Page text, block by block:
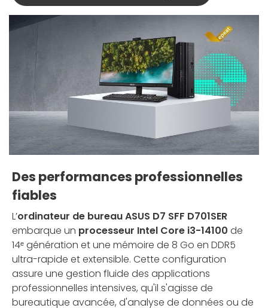
Des performances professionnelles
fiables
L’ordinateur de bureau ASUS D7 SFF D701SER
embarque un processeur Intel Core i3-14100 de
14ᵉ génération et une mémoire de 8 Go en DDR5
ultra-rapide et extensible. Cette configuration
assure une gestion fluide des applications
professionnelles intensives, qu'il s'agisse de
bureautique avancée, d'analyse de données ou de